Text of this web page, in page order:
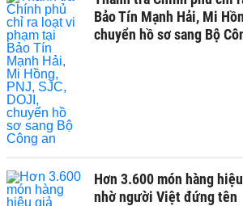
Bảo Tín Mạnh Hải, Mi
chuyển hồ sơ sang Bộ
Hơn 3.600 món hàng
nhờ người Việt đứng tên